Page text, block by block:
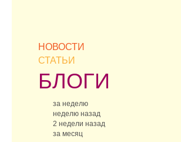
НОВОСТИ
СТАТЬИ
БЛОГИ
за неделю
неделю назад
2 недели назад
за месяц